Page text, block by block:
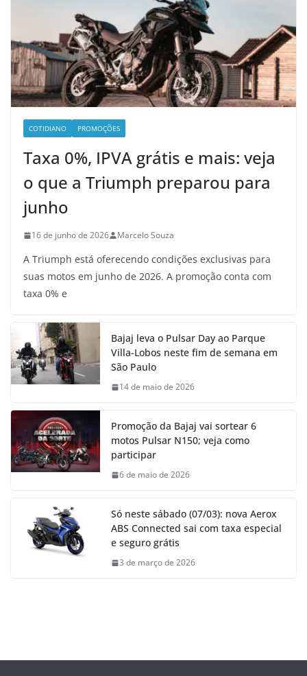
COTIDIANO PROMOÇÕES
Taxa 0%, IPVA grátis e mais: veja
o que a Triumph preparou para
junho
16 de junho de 2026 Marcelo Souza
A Triumph está oferecendo condições exclusivas para
suas motos em junho de 2026. A promoção conta com
taxa 0% e
Bajaj leva o Pulsar Day ao Parque
Villa-Lobos neste fim de semana em
São Paulo
14 de maio de 2026
Promoção da Bajaj vai sortear 6
motos Pulsar N150; veja como
participar
6 de maio de 2026
Só neste sábado (07/03): nova Aerox
ABS Connected sai com taxa especial
e seguro grátis
3 de março de 2026